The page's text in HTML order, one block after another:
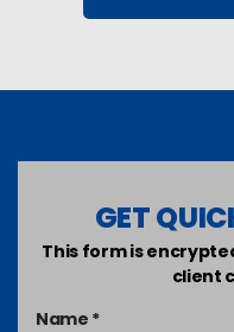
GET
This form is
client
Name *